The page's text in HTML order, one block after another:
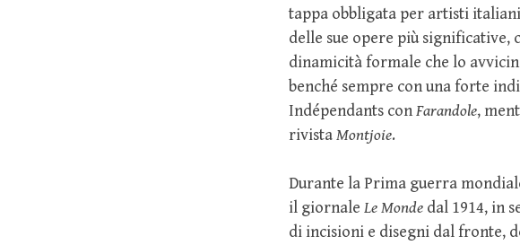
tappa obbligata per artisti
delle sue opere più significative,
dinamicità formale che lo
benché sempre con una forte
Indépendants conFarandole,
rivistaMontjoie.
Durante la Prima guerra
il giornale Le Monde dal 1914, in
di incisioni e disegni dal fronte,